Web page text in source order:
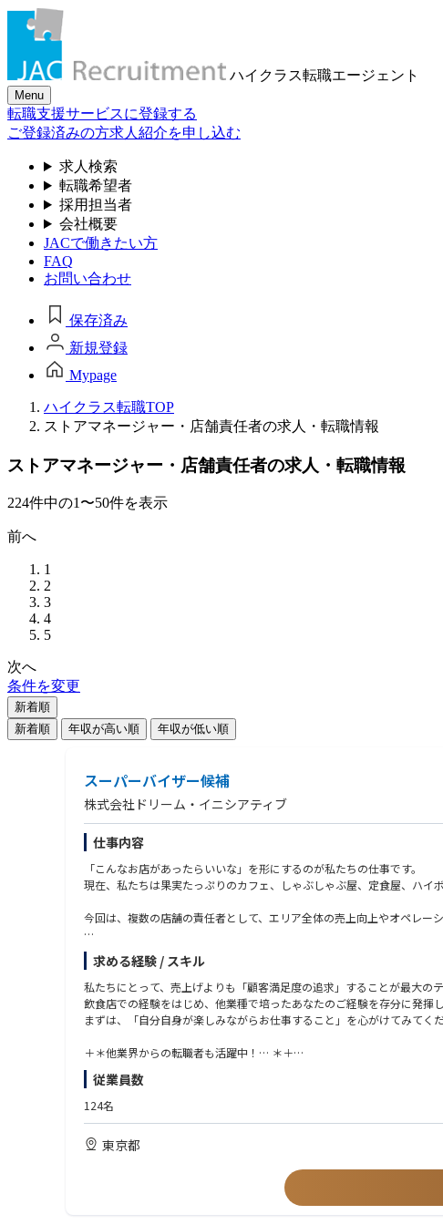
ハイクラス転職エージェント
Menu
転職支援サービスに登録する
ご登録済みの方求人紹介を申し込む
求人検索
転職希望者
採用担当者
会社概要
JACで働きたい方
FAQ
お問い合わせ
保存済み
新規登録
Mypage
ハイクラス転職TOP
ストアマネージャー・店舗責任者の求人・転職情報
ストアマネージャー・店舗責任者の求人・転職情報
224件中の1〜50件を表示
前へ
1
2
3
4
5
次へ
条件を変更
新着順
新着順
年収が高い順 年収が低い順
スーパーバイザー候補
株式会社ドリーム・イニシアティブ
仕事内容
「こんなお店があったらいいな」を形にするのが私たちの仕事です。
現在、私たちは果実たっぷりのカフェ、しゃぶしゃぶ屋、定食屋、ハイ
今回は、複数の店舗の責任者として、エリア全体の売上向上やオペレー
「将来は自分のお店を任されたい」
「飲食業界でキャリアアップしたい」
と考えている方を大歓迎します。
私たちは、あなたの成長を全力でサポートします！
店長経験のある方は、SVとしてさらにステップアップできる環境です。
求める経験 / スキル
私たちにとって、売上げよりも「顧客満足度の追求」することが最大のテ
飲食店での経験をはじめ、他業種で培ったあなたのご経験を存分に発揮し
まずは、「自分自身が楽しみながらお仕事すること」を心がけてみてくだ
＋＊他業界からの転職者も活躍中！… ＊＋
飲食経験者だけでなく、航空（CA/グランドスタッフ）・ホテル・アパレ
さまざまな業界を経験してきたスタッフが多数活躍しています。
あなたのこれまでの経験が無駄になることはありません◎
最初は先輩スタッフが丁寧に仕事をお教えします。
着実に成長できる環境で、スキルを磨いていきましょう♪
明るい気持ちで楽しく頑張れる方、大歓迎です！
従業員数
124名
東京都